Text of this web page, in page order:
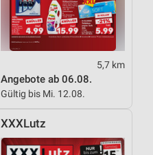
5,7 km
Angebote ab 06.08.
Gültig bis Mi. 12.08.
XXXLutz